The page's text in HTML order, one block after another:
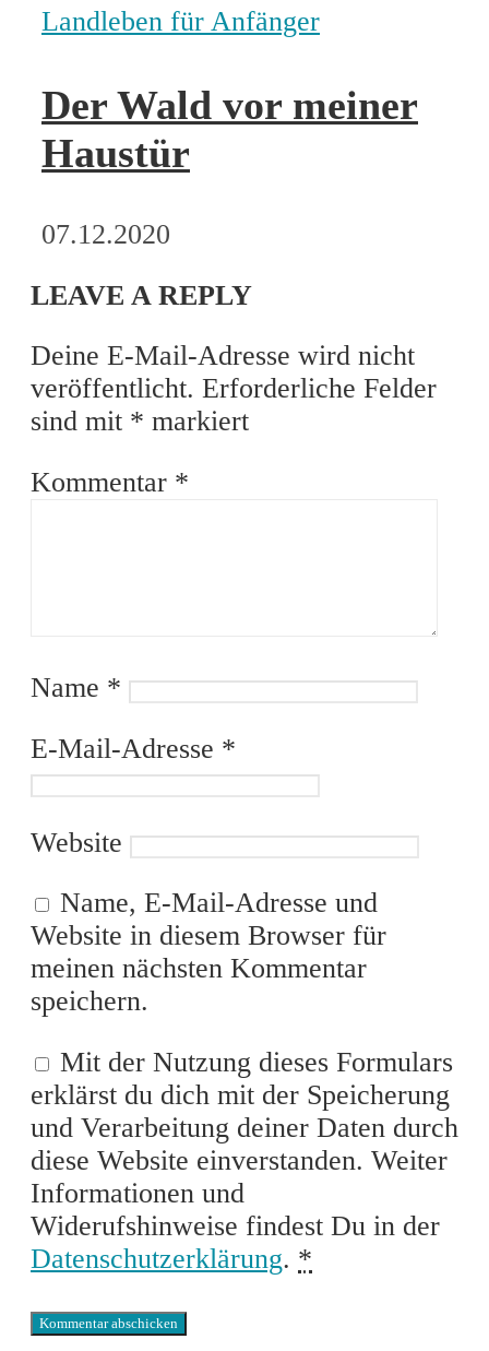
Landleben für Anfänger
Der Wald vor meiner
Haustür
07.12.2020
LEAVE A REPLY
Deine E-Mail-Adresse wird nicht
veröffentlicht. Erforderliche Felder
sind mit * markiert
Kommentar *
Name *
E-Mail-Adresse *
Website
Name, E-Mail-Adresse und
Website in diesem Browser für
meinen nächsten Kommentar
speichern.
Mit der Nutzung dieses Formulars
erklärst du dich mit der Speicherung
und Verarbeitung deiner Daten durch
diese Website einverstanden. Weiter
Informationen und
Widerufshinweise findest Du in der
Datenschutzerklärung. *